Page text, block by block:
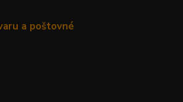
a poštovné